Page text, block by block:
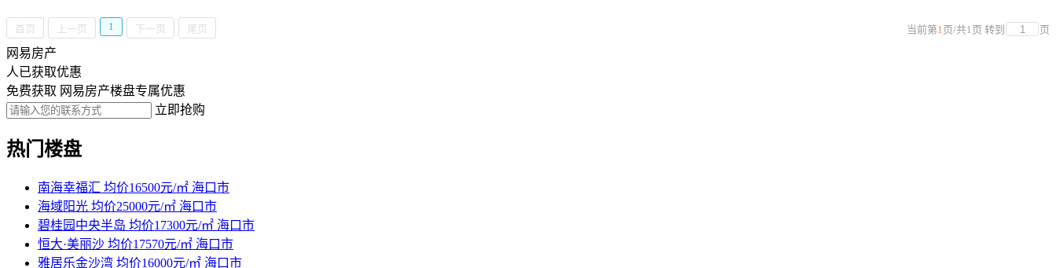
首页 上一页 1 下一页 尾页 当前第1 页/共1 页 转到 页
网易房产
人已获取优惠
免费获取 网易房产楼盘专属优惠
立即抢购
热门楼盘
南海幸福汇 均价16500元/㎡ 海口市
海域阳光 均价25000元/㎡ 海口市
碧桂园中央半岛 均价17300元/㎡ 海口市
恒大·美丽沙 均价17570元/㎡ 海口市
雅居乐金沙湾 均价16000元/㎡ 海口市